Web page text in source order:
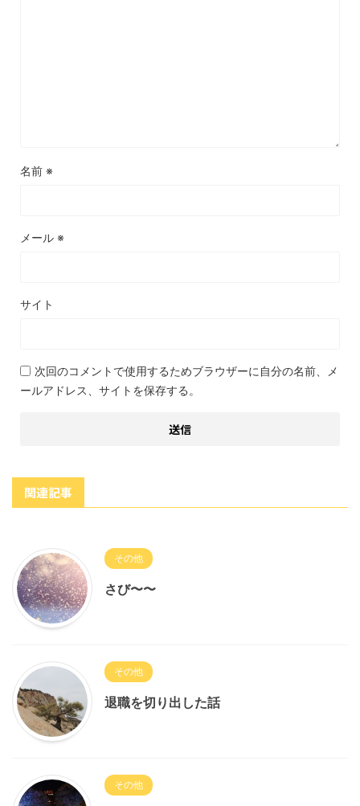
名前 ※
メール ※
サイト
次回のコメントで使用するためブラウザーに自分の名前、メ
ールアドレス、サイトを保存する。
関連記事
その他
さび〜〜
その他
退職を切り出した話
その他